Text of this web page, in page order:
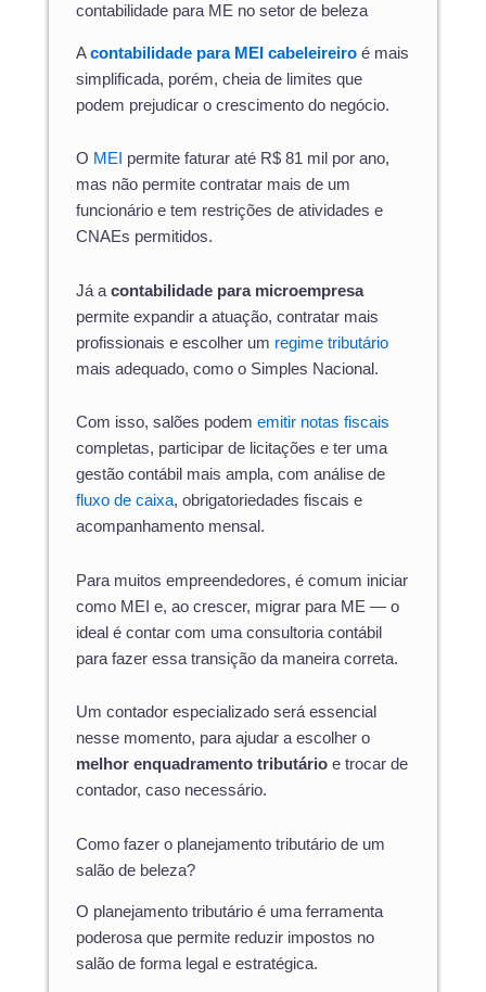
contabilidade para ME no setor de beleza
Acontabilidade para MEI cabeleireiro é mais
simplificada, porém, cheia de limites que
podem prejudicar o crescimento do negócio.
O MEI
permite faturar até R$ 81 mil por ano,
mas não permite contratar mais de um
funcionário e tem restrições de atividades e
CNAEs permitidos.
Já a contabilidade para microempresa
permite expandir a atuação, contratar mais
profissionais e escolher um regime tributário
mais adequado, como o Simples Nacional.
Com isso, salões podem emitir notas fiscais
completas, participar de licitações e ter uma
gestão contábil mais ampla, com análise de
fluxo de caixa, obrigatoriedades fiscais e
acompanhamento mensal.
Para muitos empreendedores, é comum iniciar
como MEI e, ao crescer, migrar para ME — o
ideal é contar com uma consultoria contábil
para fazer essa transição da maneira correta.
Um contador especializado será essencial
nesse momento, para ajudar a escolher o
melhor enquadramento tributário e trocar de
contador, caso necessário.
Como fazer o planejamento tributário de um
salão de beleza?
O planejamento tributário é uma ferramenta
poderosa que permite reduzir impostos no
salão de forma legal e estratégica.